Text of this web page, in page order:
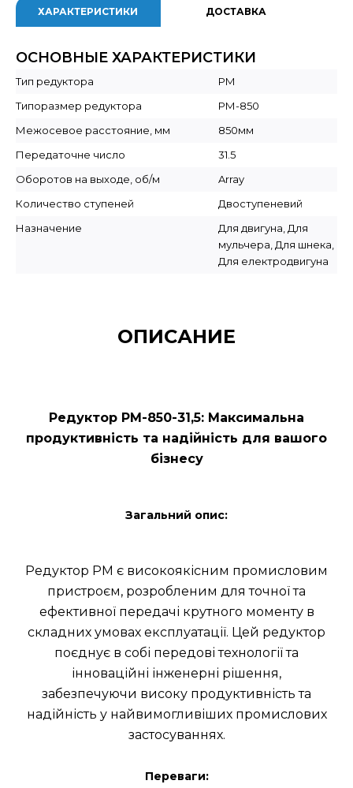
ХАРАКТЕРИСТИКИ ДОСТАВКА
ОСНОВНЫЕ ХАРАКТЕРИСТИКИ
Тип редуктора
РМ
Типоразмер редуктора
РМ-850
Межосевое расстояние, мм
850мм
Передаточне число
31.5
Оборотов на выходе, об/м
Array
Количество ступеней
Двоступеневий
Назначение
Для двигуна, Для
мульчера, Для шнека,
Для електродвигуна
ОПИСАНИЕ
Редуктор РМ-850-31,5: Максимальна
продуктивність та надійність для вашого
бізнесу
Загальний опис:
Редуктор РМ є високоякісним промисловим
пристроєм, розробленим для точної та
ефективної передачі крутного моменту в
складних умовах експлуатації. Цей редуктор
поєднує в собі передові технології та
інноваційні інженерні рішення,
забезпечуючи високу продуктивність та
надійність у найвимогливіших промислових
застосуваннях.
Переваги: